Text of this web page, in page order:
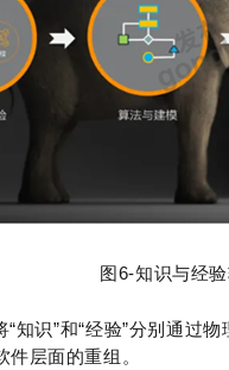
图6-知识与经
知识”和“经验”分别通过
层面的重组。